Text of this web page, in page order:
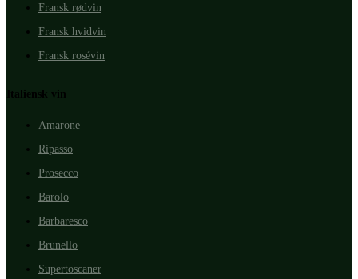
Fransk rødvin
Fransk hvidvin
Fransk rosévin
Italiensk vin
Amarone
Ripasso
Prosecco
Barolo
Barbaresco
Brunello
Supertoscaner